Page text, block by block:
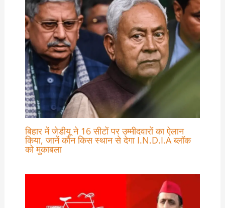
बिहार में जेडीयू ने 16 सीटों पर उम्मीदवारों का ऐलान
किया, जानें कौन किस स्थान से देगा I.N.D.I.A ब्लॉक
को मुकाबला